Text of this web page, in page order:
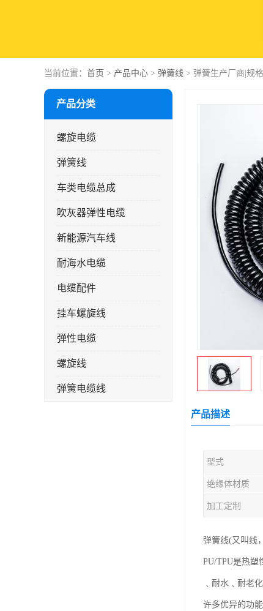
当前位置： 首页 > 产品中心 > 弹簧线 > 弹簧生产厂商|规
产品分类
螺旋电缆
弹簧线
车类电缆总成
吹灰器弹性电缆
新能源汽车线
耐海水电缆
电缆配件
挂车螺旋线
弹性电缆
螺旋线
弹簧电缆线
产品描述
型式
绝缘体材质
加工定制
弹簧线(又叫线
PU/TPU是热塑
﹑耐水﹑耐老
许多优异的功能